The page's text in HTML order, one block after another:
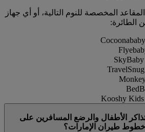
المخصصة للنوم التالية، أو أي جهاز
الطائرة:
الأطفال والرضع المسافرين على
خطوط طيران الإمارات؟